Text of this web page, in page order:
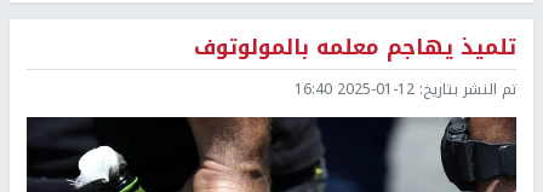
تلميذ يهاجم معلمه بالمولوتوف
تم النشر بتاريخ: 2025-01-12 16:40